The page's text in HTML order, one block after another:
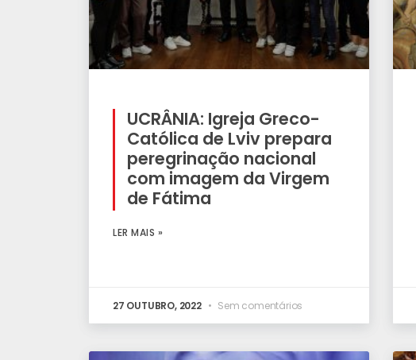
UCRÂNIA: Igreja Greco-
Católica de Lviv prepara
peregrinação nacional
com imagem da Virgem
de Fátima
LER MAIS »
27 OUTUBRO, 2022 Sem comentários